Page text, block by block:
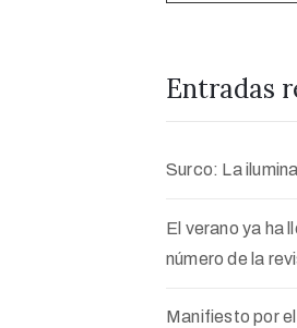
Entradas
Surco: La
El verano ya ha
número de la
Manifiesto por